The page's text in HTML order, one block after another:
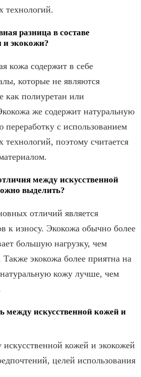
технологий.
разница в составе
и экокожи?
кожа содержит в себе
которые не являются
как полиуретан или
же содержит натуральную
с использованием
технологий, поэтому считается
между искусственной
выделить?
отличий является
к износу. Экокожа обычно более
большую нагрузку, чем
Также экокожа более приятна на
кожу лучше, чем
между искусственной кожей и
кожей и экокожей
целей использования